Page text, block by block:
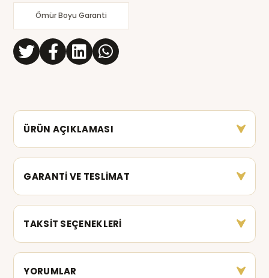
Ömür Boyu Garanti
ÜRÜN AÇIKLAMASI
GARANTİ VE TESLİMAT
TAKSİT SEÇENEKLERİ
YORUMLAR